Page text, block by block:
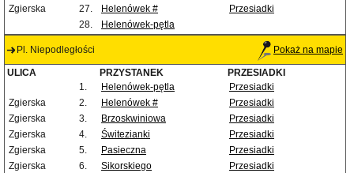
Zgierska
27. Helenówek #
Przesiadki
28.
Helenówek-pętla
Pl. Niepodległości Pokaż na mapie
ULICA PRZYSTANEK
PRZESIADKI
1.
Helenówek-pętla
Przesiadki
Zgierska
2. Helenówek #
Przesiadki
Zgierska
3. Brzoskwiniowa
Przesiadki
Zgierska
4. Świtezianki
Przesiadki
Zgierska
5. Pasieczna
Przesiadki
Zgierska
6. Sikorskiego
Przesiadki